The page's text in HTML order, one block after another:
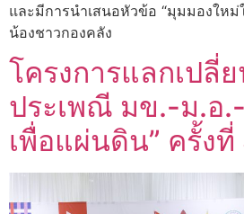
และมีการนำเสนอหัวข้อ “มุมมองใหม่
น้องชาวกองคลัง
โครงการแลกเปลี่
ประเพณี มข.-ม.อ
เพื่อแผ่นดิน” ครั้งที่